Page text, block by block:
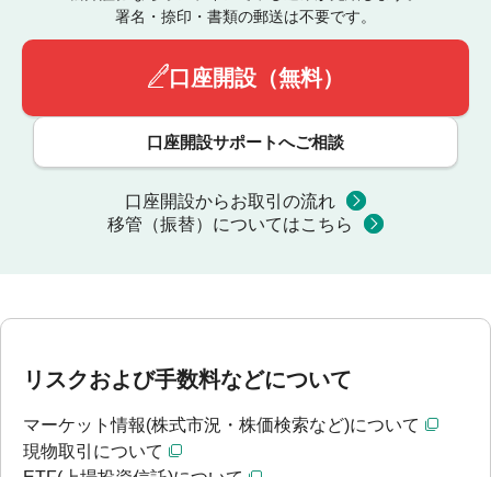
署名・捺印・書類の郵送は不要です。
口座開設（無料）
口座開設サポートへご相談
口座開設からお取引の流れ
移管（振替）についてはこちら
リスクおよび手数料などについて
マーケット情報(株式市況・株価検索など)について
現物取引について